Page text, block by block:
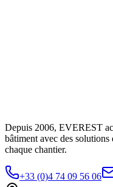
Depuis 2006, EVEREST
bâtiment avec des solutions
chaque chantier.
+33 (0)4 74 09 56 06